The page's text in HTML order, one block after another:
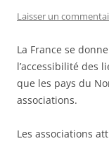
Laisser un
La France se
l’accessibilité des
que les pays du
associations.
Les associations